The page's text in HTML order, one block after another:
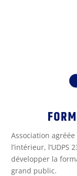
Association
l’intérieur,
développer la
grand public.